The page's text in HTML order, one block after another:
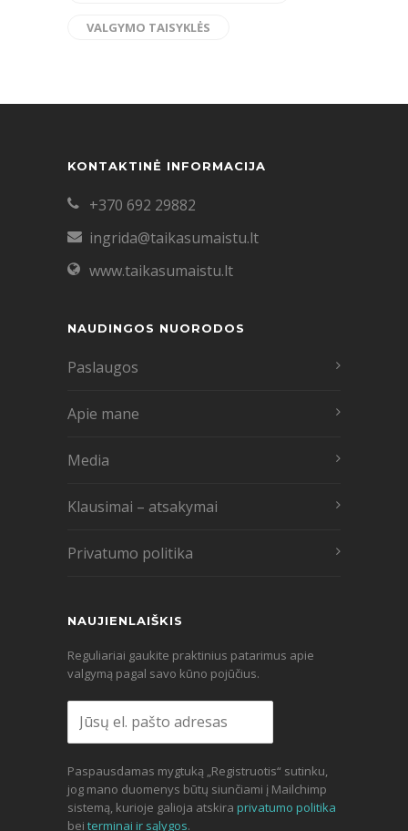
VALGYMO TAISYKLĖS
KONTAKTINĖ INFORMACIJA
+370 692 29882
ingrida@taikasumaistu.lt
www.taikasumaistu.lt
NAUDINGOS NUORODOS
Paslaugos
Apie mane
Media
Klausimai – atsakymai
Privatumo politika
NAUJIENLAIŠKIS
Reguliariai gaukite praktinius patarimus apie
valgymą pagal savo kūno pojūčius.
Paspausdamas mygtuką „Registruotis“ sutinku,
jog mano duomenys būtų siunčiami į Mailchimp
sistemą, kurioje galioja atskira privatumo politika
bei terminai ir sąlygos.